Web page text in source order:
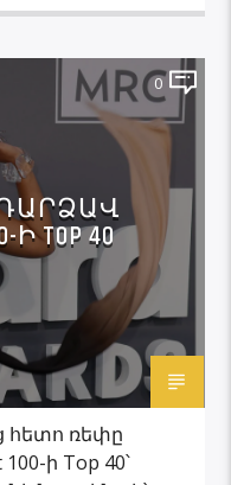
0
Ի TOP 40
հետո ռեփը
ի Top 40՝